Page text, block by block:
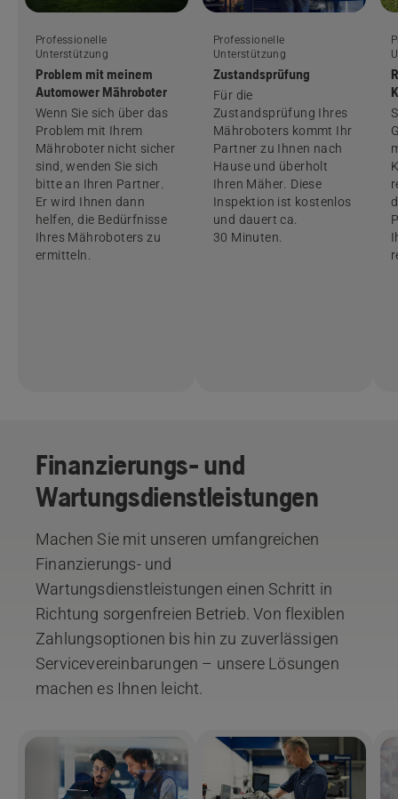
Professionelle
Unterstützung
Problem mit meinem
Automower Mähroboter
Wenn Sie sich über das
Problem mit Ihrem
Mähroboter nicht sicher
sind, wenden Sie sich
bitte an Ihren Partner.
Er wird Ihnen dann
helfen, die Bedürfnisse
Ihres Mähroboters zu
ermitteln.
Professionelle
Unterstützung
Zustandsprüfung
Für die
Zustandsprüfung Ihres
Mähroboters kommt Ihr
Partner zu Ihnen nach
Hause und überholt
Ihren Mäher. Diese
Inspektion ist kostenlos
und dauert ca.
30 Minuten.
Finanzierungs- und
Wartungsdienstleistungen
Machen Sie mit unseren umfangreichen
Finanzierungs- und
Wartungsdienstleistungen einen Schritt in
Richtung sorgenfreien Betrieb. Von flexiblen
Zahlungsoptionen bis hin zu zuverlässigen
Servicevereinbarungen – unsere Lösungen
machen es Ihnen leicht.